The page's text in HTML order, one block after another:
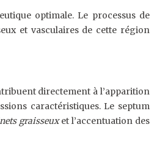
optimale. Le processus de
et vasculaires de cette région
directement à l’apparition
caractéristiques. Le septum
graisseuxet l’accentuation des